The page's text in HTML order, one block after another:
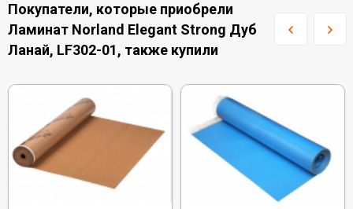
Покупатели, которые приобрели
Ламинат Norland Elegant Strong Дуб
Ланай, LF302-01, также купили